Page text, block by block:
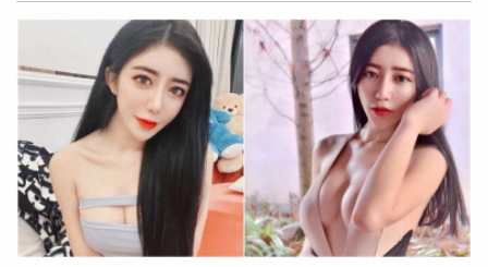
。對此陳偉傑和羅詩修表示，一般來說，在
22~30左右都是平均值，14~18 基本上是小朋友的尺寸；在
他們手術過的1548案例中，49.5%都是使用26號的size，也
就是說，超過這個尺寸的人，基本上可以驕傲一下。陳偉傑
和羅詩修說，「只要是讓泌密會客室動用到最大size的槍，
泌醫就會頒『最大槍認證』證書，帶出去女友有面子、放家
裡老婆想生孩子，你還不趕快來挑戰看看。」陳偉傑和羅詩
修補充，真的有人收到證書後，還分享在Dcard上，好奇的
話可以去搜尋。